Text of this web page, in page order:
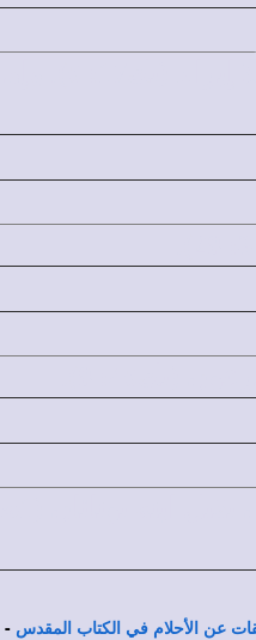
عن الأحلام في الكتاب المقدس -